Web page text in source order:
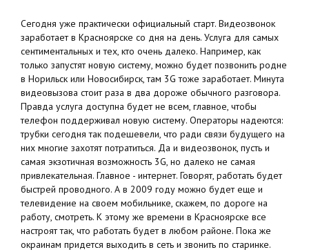
Сегодня уже практически официальный старт. Видеозвонок
заработает в Красноярске со дня на день. Услуга для самых
сентиментальных и тех, кто очень далеко. Например, как
только запустят новую систему, можно будет позвонить родне
в Норильск или Новосибирск, там 3G тоже заработает. Минута
видеовызова стоит раза в два дороже обычного разговора.
Правда услуга доступна будет не всем, главное, чтобы
телефон поддерживал новую систему. Операторы надеются:
трубки сегодня так подешевели, что ради связи будущего на
них многие захотят потратиться. Да и видеозвонок, пусть и
самая экзотичная возможность 3G, но далеко не самая
привлекательная. Главное - интернет. Говорят, работать будет
быстрей проводного. А в 2009 году можно будет еще и
телевидение на своем мобильнике, скажем, по дороге на
работу, смотреть. К этому же времени в Красноярске все
настроят так, что работать будет в любом районе. Пока же
окраинам придется выходить в сеть и звонить по старинке.